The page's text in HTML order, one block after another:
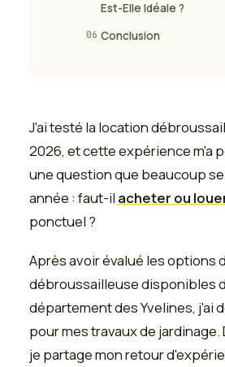
Est-Elle Idéale ?
06 Conclusion
J'ai testé la location
2026, et cette expérience m'a
une question que beaucoup
année : faut-il acheter ou
ponctuel ?
Après avoir évalué les options
débroussailleuse disponibles
département des Yvelines, j'ai
pour mes travaux de jardinage.
je partage mon retour